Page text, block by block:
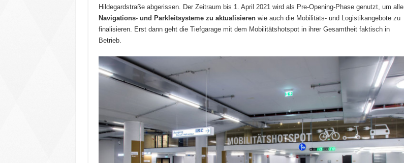
Hildegardstraße abgerissen. Der Zeitraum bis 1. April 2021 wird als Pre-Opening-Phase genutzt, um alle
Navigations- und Parkleitsysteme zu aktualisierenwie auch die Mobilitäts- und Logistikangebote zu
finalisieren. Erst dann geht die Tiefgarage mit dem Mobilitätshotspot in ihrer Gesamtheit faktisch in
Betrieb.